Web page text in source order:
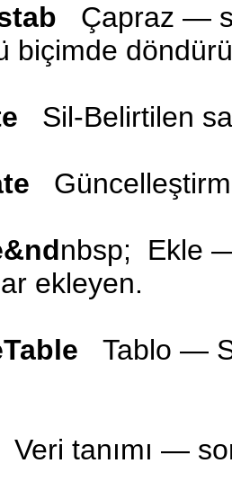
Çapraz —
biçimde
Sil-Belirtilen
nbsp; Ekle
ekleyen.
Tablo —
Veri tanımı —